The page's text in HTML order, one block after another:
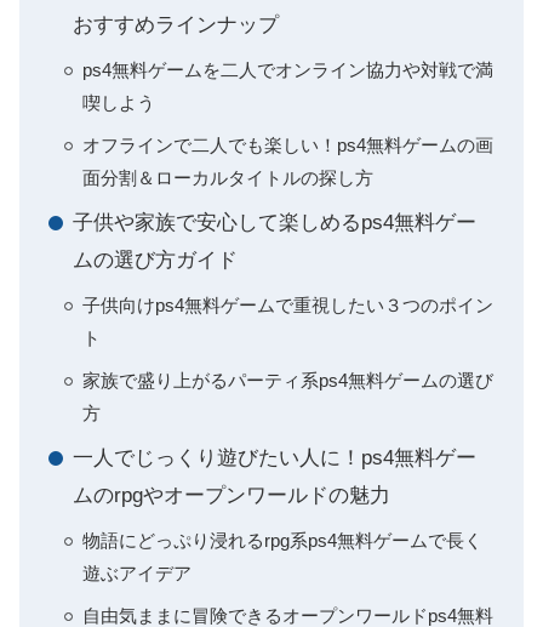
おすすめラインナップ
ps4無料ゲームを二人でオンライン協力や対戦で満
喫しよう
オフラインで二人でも楽しい！ps4無料ゲームの画
面分割＆ローカルタイトルの探し方
子供や家族で安心して楽しめるps4無料ゲー
ムの選び方ガイド
子供向けps4無料ゲームで重視したい３つのポイン
ト
家族で盛り上がるパーティ系ps4無料ゲームの選び
方
一人でじっくり遊びたい人に！ps4無料ゲー
ムのrpgやオープンワールドの魅力
物語にどっぷり浸れるrpg系ps4無料ゲームで長く
遊ぶアイデア
自由気ままに冒険できるオープンワールドps4無料